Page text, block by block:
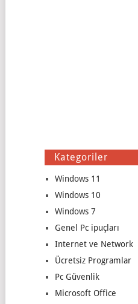
Kategoriler
Windows 11
Windows 10
Windows 7
Genel Pc ipuçları
Internet ve Network
Ücretsiz Programlar
Pc Güvenlik
Microsoft Office